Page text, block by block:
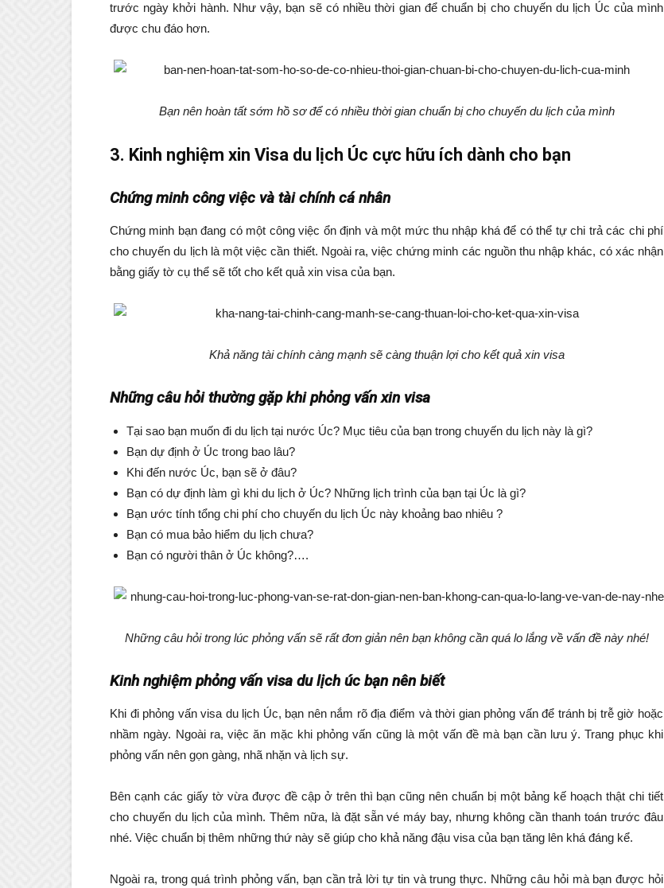
trước ngày khởi hành. Như vậy, bạn sẽ có nhiều thời gian để chuẩn bị cho chuyến du lịch Úc của mình
được chu đáo hơn.
Bạn nên hoàn tất sớm hồ sơ để có nhiều thời gian chuẩn bị cho chuyến du lịch của mình
3. Kinh nghiệm xin Visa du lịch Úc cực hữu ích dành cho bạn
Chứng minh công việc và tài chính cá nhân
Chứng minh bạn đang có một công việc ổn định và một mức thu nhập khá để có thể tự chi trả các chi phí
cho chuyến du lịch là một việc cần thiết. Ngoài ra, việc chứng minh các nguồn thu nhập khác, có xác nhận
bằng giấy tờ cụ thể sẽ tốt cho kết quả xin visa của bạn.
Khả năng tài chính càng mạnh sẽ càng thuận lợi cho kết quả xin visa
Những câu hỏi thường gặp khi phỏng vấn xin visa
Tại sao bạn muốn đi du lịch tại nước Úc? Mục tiêu của bạn trong chuyến du lịch này là gì?
Bạn dự định ở Úc trong bao lâu?
Khi đến nước Úc, bạn sẽ ở đâu?
Bạn có dự định làm gì khi du lịch ở Úc? Những lịch trình của bạn tại Úc là gì?
Bạn ước tính tổng chi phí cho chuyến du lịch Úc này khoảng bao nhiêu ?
Bạn có mua bảo hiểm du lịch chưa?
Bạn có người thân ở Úc không?….
Những câu hỏi trong lúc phỏng vấn sẽ rất đơn giản nên bạn không cần quá lo lắng về vấn đề này nhé!
Kinh nghiệm phỏng vấn visa du lịch úc bạn nên biết
Khi đi phỏng vấn visa du lịch Úc, bạn nên nắm rõ địa điểm và thời gian phỏng vấn để tránh bị trễ giờ hoặc
nhầm ngày. Ngoài ra, việc ăn mặc khi phỏng vấn cũng là một vấn đề mà bạn cần lưu ý. Trang phục khi
phỏng vấn nên gọn gàng, nhã nhặn và lịch sự.
Bên cạnh các giấy tờ vừa được đề cập ở trên thì bạn cũng nên chuẩn bị một bảng kế hoạch thật chi tiết
cho chuyến du lịch của mình. Thêm nữa, là đặt sẵn vé máy bay, nhưng không cần thanh toán trước đâu
nhé. Việc chuẩn bị thêm những thứ này sẽ giúp cho khả năng đậu visa của bạn tăng lên khá đáng kể.
Ngoài ra, trong quá trình phỏng vấn, bạn cần trả lời tự tin và trung thực. Những câu hỏi mà bạn được hỏi